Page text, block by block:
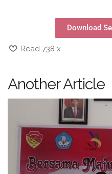
Download
Read 738 x
Another Article